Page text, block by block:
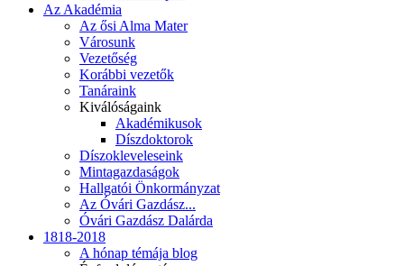
Az Akadémia
Az ősi Alma Mater
Városunk
Vezetőség
Korábbi vezetők
Tanáraink
Kiválóságaink
Akadémikusok
Díszdoktorok
Díszokleveleseink
Mintagazdaságok
Hallgatói Önkormányzat
Az Óvári Gazdász...
Óvári Gazdász Dalárda
1818-2018
A hónap témája blog